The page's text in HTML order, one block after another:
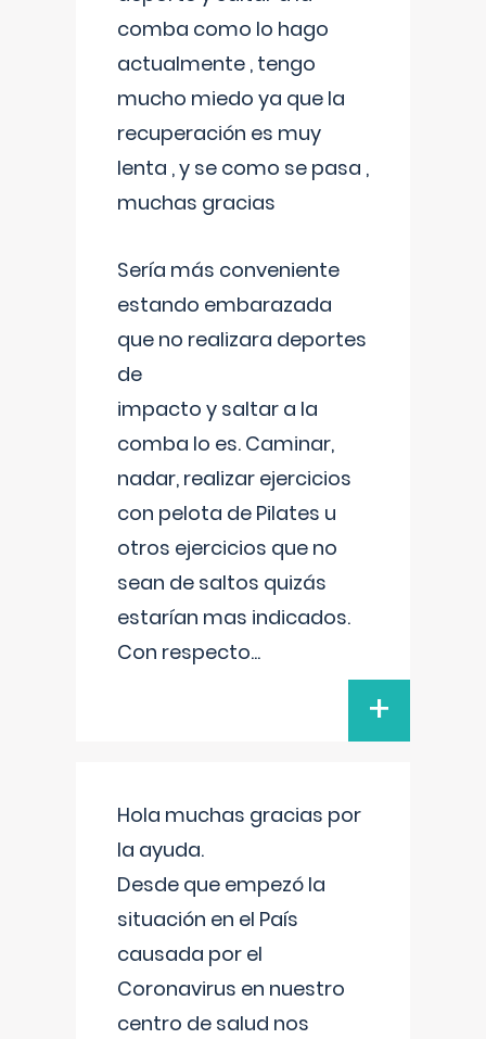
comba como lo hago
actualmente , tengo
mucho miedo ya que la
recuperación es muy
lenta , y se como se pasa ,
muchas gracias
Sería más conveniente
estando embarazada
que no realizara deportes
de
impacto y saltar a la
comba lo es. Caminar,
nadar, realizar ejercicios
con pelota de Pilates u
otros ejercicios que no
sean de saltos quizás
estarían mas indicados.
Con respecto...
+
Hola muchas gracias por
la ayuda.
Desde que empezó la
situación en el País
causada por el
Coronavirus en nuestro
centro de salud nos